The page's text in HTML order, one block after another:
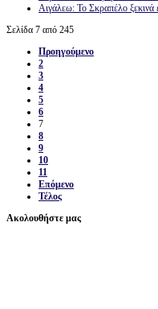
Αιγάλεω: Το Σκραπέλο ξεκινά
Σελίδα 7 από 245
Προηγούμενο
2
3
4
5
6
7
8
9
10
11
Επόμενο
Τέλος
Ακολουθήστε μας